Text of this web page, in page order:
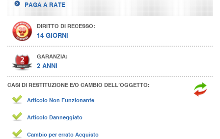
PAGA A RATE
DIRITTO DI RECESSO:
14 GIORNI
GARANZIA:
2 ANNI
CASI DI RESTITUZIONE E/O CAMBIO DELL’OGGETTO:
Articolo Non Funzionante
Articolo Danneggiato
Cambio per errato Acquisto